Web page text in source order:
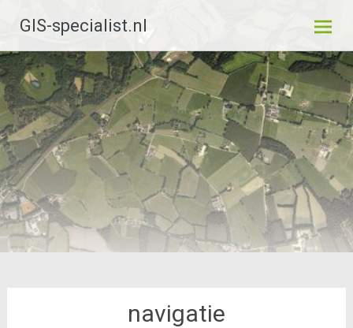
naar
de
inhoud
GIS-specialist.nl
navigatie